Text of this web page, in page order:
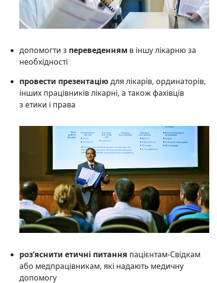
допомогти з переведенням в іншу лікарню за
необхідності
провести презентацію для лікарів, ординаторів,
інших працівників лікарні, а також фахівців
з етики і права
роз’яснити етичні питання пацієнтам-Свідкам
або медпрацівникам, які надають медичну
допомогу